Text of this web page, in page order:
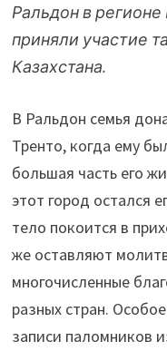
Ральдон в
приняли участие
Казахстана.
В Ральдон семья
Тренто, когда ему
большая часть его
этот город остался
тело покоится в
же оставляют
многочисленные
разных стран.
записи паломников